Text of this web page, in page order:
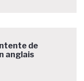
de
anglais